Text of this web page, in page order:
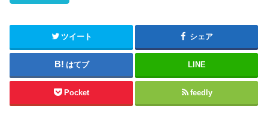
ツイート シェア
はてブ LINE
Pocket feedly